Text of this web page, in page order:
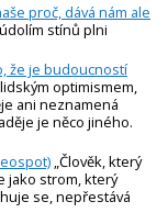
proč, dává nám ale
stínů plni
že je budoucností
optimismem,
ani neznamená
je něco jiného.
„Člověk, který
jako strom, který
se, nepřestává